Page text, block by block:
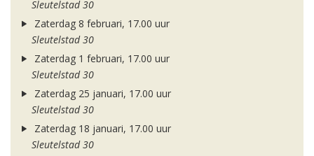
Sleutelstad 30
Zaterdag 8 februari, 17.00 uur
Sleutelstad 30
Zaterdag 1 februari, 17.00 uur
Sleutelstad 30
Zaterdag 25 januari, 17.00 uur
Sleutelstad 30
Zaterdag 18 januari, 17.00 uur
Sleutelstad 30